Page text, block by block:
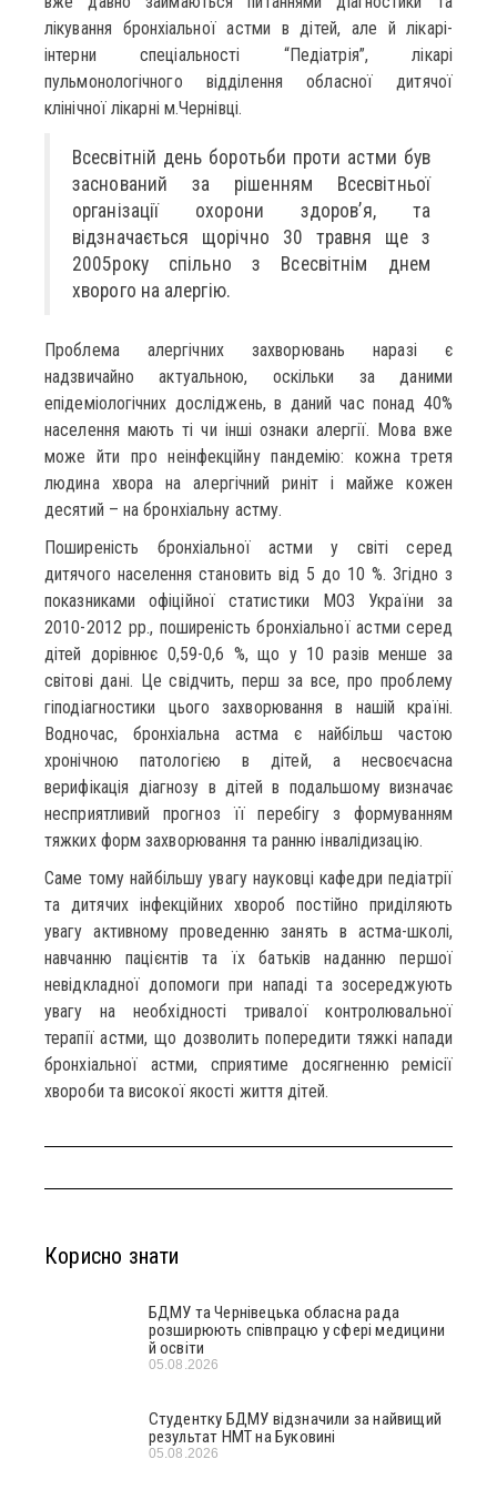
лікування бронхіальної астми в дітей, але й лікарі-
інтерни спеціальності “Педіатрія”, лікарі
пульмонологічного відділення обласної дитячої
клінічної лікарні м.Чернівці.
Всесвітній день боротьби проти астми був
заснований за рішенням Всесвітньої
організації охорони здоров’я, та
відзначається щорічно 30 травня ще з
2005року спільно з Всесвітнім днем
хворого на алергію.
Проблема алергічних захворювань наразі є
надзвичайно актуальною, оскільки за даними
епідеміологічних досліджень, в даний час понад 40%
населення мають ті чи інші ознаки алергії. Мова вже
може йти про неінфекційну пандемію: кожна третя
людина хвора на алергічний риніт і майже кожен
десятий – на бронхіальну астму.
Поширеність бронхіальної астми у світі серед
дитячого населення становить від 5 до 10 %. Згідно з
показниками офіційної статистики МОЗ України за
2010-2012 рр., поширеність бронхіальної астми серед
дітей дорівнює 0,59-0,6 %, що у 10 разів менше за
світові дані. Це свідчить, перш за все, про проблему
гіподіагностики цього захворювання в нашій країні.
Водночас, бронхіальна астма є найбільш частою
хронічною патологією в дітей, а несвоєчасна
верифікація діагнозу в дітей в подальшому визначає
несприятливий прогноз її перебігу з формуванням
тяжких форм захворювання та ранню інвалідизацію.
Саме тому найбільшу увагу науковці кафедри педіатрії
та дитячих інфекційних хвороб постійно приділяють
увагу активному проведенню занять в астма-школі,
навчанню пацієнтів та їх батьків наданню першої
невідкладної допомоги при нападі та зосереджують
увагу на необхідності тривалої контролювальної
терапії астми, що дозволить попередити тяжкі напади
бронхіальної астми, сприятиме досягненню ремісії
хвороби та високої якості життя дітей.
Корисно знати
БДМУ та Чернівецька обласна рада
розширюють співпрацю у сфері медицини
й освіти
05.08.2026
Студентку БДМУ відзначили за найвищий
результат НМТ на Буковині
05.08.2026